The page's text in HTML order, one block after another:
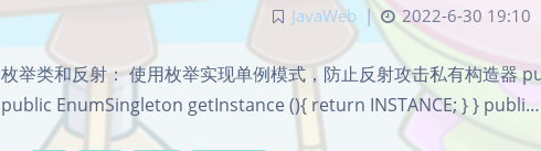
JavaWeb | 2022-6-30 19:10
枚举类和反射： 使用枚举实现单例模式，防止反射攻击私有构造器
public EnumSingleton getInstance (){ return INSTANCE; } } publi…